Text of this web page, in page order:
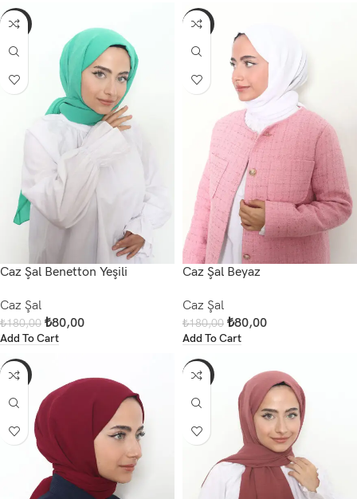
-56%
Caz Şal Benetton Yeşili
Caz Şal
₺180,00 ₺80,00
Add To Cart
-56%
Caz Şal Beyaz
Caz Şal
₺180,00 ₺80,00
Add To Cart
-56% -56%